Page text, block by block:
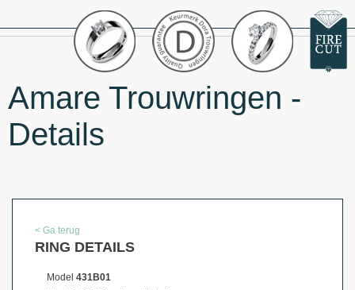
Amare Trouwringen -
Details
< Ga terug
RING DETAILS
Model 431B01